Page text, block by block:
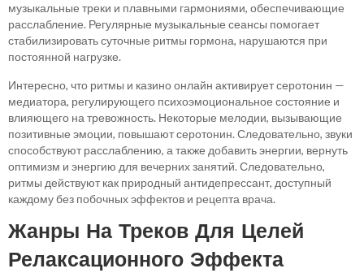
музыкальные треки и плавными гармониями, обеспечивающие
расслабление. Регулярные музыкальные сеансы помогает
стабилизировать суточные ритмы гормона, нарушаются при
постоянной нагрузке.
Интересно, что ритмы и казино онлайн активирует серотонин —
медиатора, регулирующего психоэмоциональное состояние и
влияющего на тревожность. Некоторые мелодии, вызывающие
позитивные эмоции, повышают серотонин. Следовательно, звуки
способствуют расслаблению, а также добавить энергии, вернуть
оптимизм и энергию для вечерних занятий. Следовательно,
ритмы действуют как природный антидепрессант, доступный
каждому без побочных эффектов и рецепта врача.
Жанры На Треков Для Целей
Релаксационного Эффекта